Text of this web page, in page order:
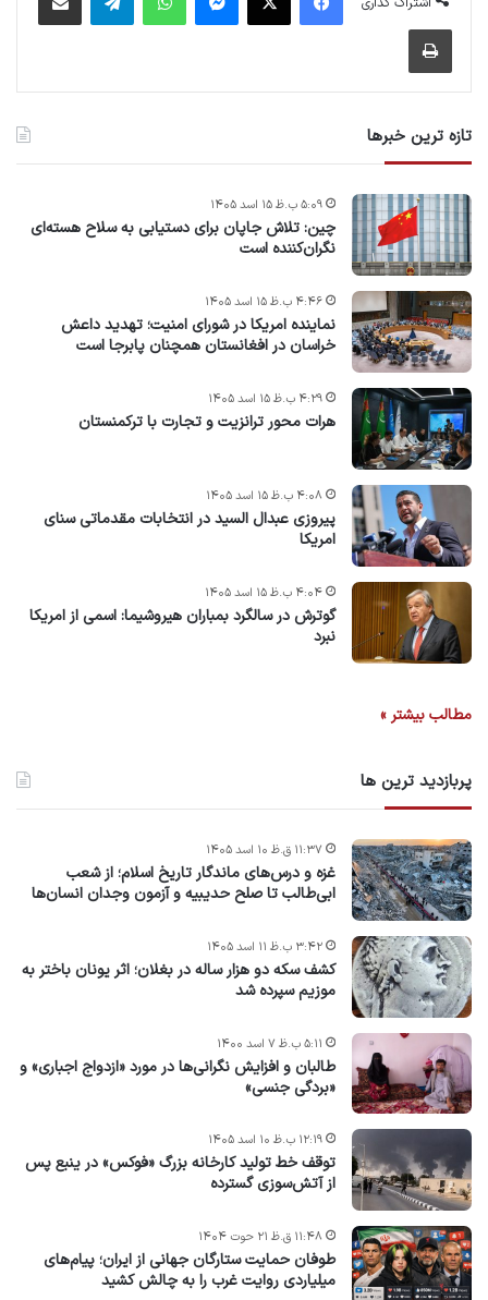
تازه ترین خبرها
چین: تلاش جاپان برای دستیابی به سلاح هسته‌ای
نگران‌کننده است
۵:۰۹ ب.ظ ۱۵ اسد ۱۴۰۵
نماینده امریکا در شورای امنیت؛ تهدید داعش
خراسان در افغانستان همچنان پابرجا است
۴:۴۶ ب.ظ ۱۵ اسد ۱۴۰۵
هرات محور ترانزیت و تجارت با ترکمنستان
۴:۲۹ ب.ظ ۱۵ اسد ۱۴۰۵
پیروزی عبدال السید در انتخابات مقدماتی سنای
امریکا
۴:۰۸ ب.ظ ۱۵ اسد ۱۴۰۵
گوترش در سالگرد بمباران هیروشیما: اسمی از امریکا
نبرد
۴:۰۴ ب.ظ ۱۵ اسد ۱۴۰۵
مطالب بیشتر »
پربازدید ترین ها
غزه و درس‌های ماندگار تاریخ اسلام؛ از شعب
ابی‌طالب تا صلح حدیبیه و آزمون وجدان انسان‌ها
۱۱:۳۷ ق.ظ ۱۰ اسد ۱۴۰۵
کشف سکه دو هزار ساله در بغلان؛ اثر یونان باختر به
موزیم سپرده شد
۳:۴۲ ب.ظ ۱۱ اسد ۱۴۰۵
طالبان و افزایش نگرانی‌ها در مورد «ازدواج اجباری» و
«بردگی جنسی»
۵:۱۱ ب.ظ ۷ اسد ۱۴۰۰
توقف خط تولید کارخانه بزرگ «فوکس» در ینبع پس
از آتش‌سوزی گسترده
۱۲:۱۹ ب.ظ ۱۰ اسد ۱۴۰۵
طوفان حمایت ستارگان جهانی از ایران؛ پیام‌های
میلیاردی روایت غرب را به چالش کشید
۱۱:۴۸ ق.ظ ۲۱ حوت ۱۴۰۴